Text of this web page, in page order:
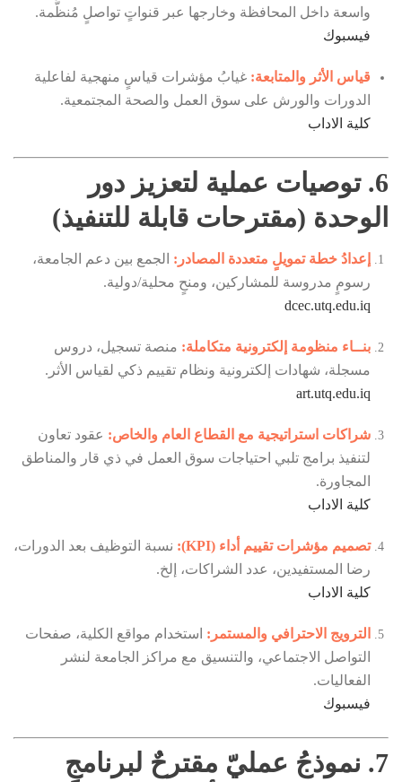
واسعة داخل المحافظة وخارجها عبر قنواتٍ تواصلٍ مُنظَّمة.
فيسبوك
قياس الأثر والمتابعة: غيابُ مؤشرات قياسٍ منهجية لفاعلية
الدورات والورش على سوق العمل والصحة المجتمعية.
كلية الاداب
6. توصيات عملية لتعزيز دور
الوحدة (مقترحات قابلة للتنفيذ)
إعدادُ خطة تمويلٍ متعددة المصادر: الجمع بين دعم الجامعة،
رسومٍ مدروسة للمشاركين، ومنحٍ محلية/دولية.
dcec.utq.edu.iq
بنــاء منظومة إلكترونية متكاملة: منصة تسجيل، دروس
مسجلة، شهادات إلكترونية ونظام تقييم ذكي لقياس الأثر.
art.utq.edu.iq
شراكات استراتيجية مع القطاع العام والخاص: عقود تعاون
لتنفيذ برامج تلبي احتياجات سوق العمل في ذي قار والمناطق
المجاورة.
كلية الاداب
تصميم مؤشرات تقييم أداء (KPI):
نسبة التوظيف بعد الدورات،
رضا المستفيدين، عدد الشراكات، إلخ.
كلية الاداب
الترويج الاحترافي والمستمر: استخدام مواقع الكلية، صفحات
التواصل الاجتماعي، والتنسيق مع مراكز الجامعة لنشر
الفعاليات.
فيسبوك
7. نموذجُ عمليّ مقترحٌ لبرنامجٍ